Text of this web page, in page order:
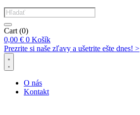
Products
search
Cart (0)
0,00 € 0 Košík
Prezrite si naše zľavy a ušetrite ešte dnes! >​
O nás
Kontakt